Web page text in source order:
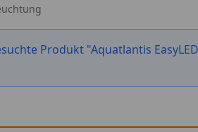
Produkt "Aquatlantis